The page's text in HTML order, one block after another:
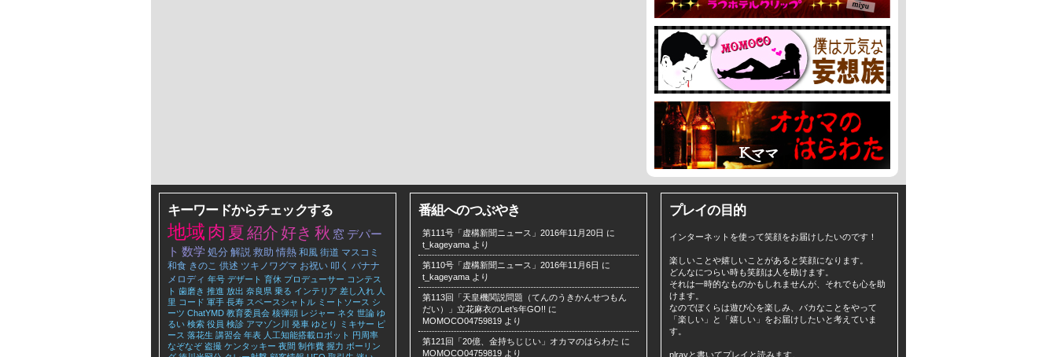
キーワードからチェックする
地域肉 夏紹介好き 秋 窓 デパー
ト 数学 処分 解説 救助 情熱 和風 街道 マスコミ
和食 きのこ 供述 ツキノワグマ お祝い 叩く バナナ
メロディ 年号 デザート 育休 プロデューサー コンテス
ト 歯磨き 推進 放出 奈良県 乗る インテリア 差し入れ 人
里 コード 軍手 長寿 スペースシャトル ミートソース シ
ーツ ChatYMD 教育委員会 核弾頭 レジャー ネタ 世論 ゆ
るい 検索 役員 検診 アマゾン川 発車 ゆとり ミキサー ピ
ース 落花生 講習会 年表 人工知能搭載ロボット 円周率
なぞなぞ 盗撮 ケンタッキー 夜間 制作費 握力 ボーリン
番組へのつぶやき
第111号「虚構新聞ニュース」2016年11月20日 に
t_kageyama より
第110号「虚構新聞ニュース」2016年11月6日 に
t_kageyama より
第113回「天皇機関説問題（てんのうきかんせつもん
だい）」立花麻衣のLet’s年GO!! に
MOMOCO04759819 より
第121回「20億、金持ちじじい」オカマのはらわた に
MOMOCO04759819 より
プレイの目的
インターネットを使って笑顔をお届けしたいのです！
楽しいことや嬉しいことがあると笑顔になります。
どんなにつらい時も笑顔は人を助けます。
それは一時的なものかもしれませんが、それでも心を助
けます。
なのでぼくらは遊び心を楽しみ、バカなことをやって
「楽しい」と「嬉しい」をお届けしたいと考えていま
す。
plrayと書いてプレイと読みます。